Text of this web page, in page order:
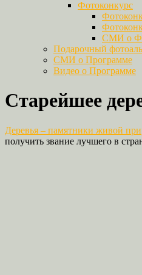
Фотоконкурс
СМИ о
Подарочный
СМИ о Программе
Видео о Программе
Старейшее
Деревья – памятники живой
получить звание лучшего в